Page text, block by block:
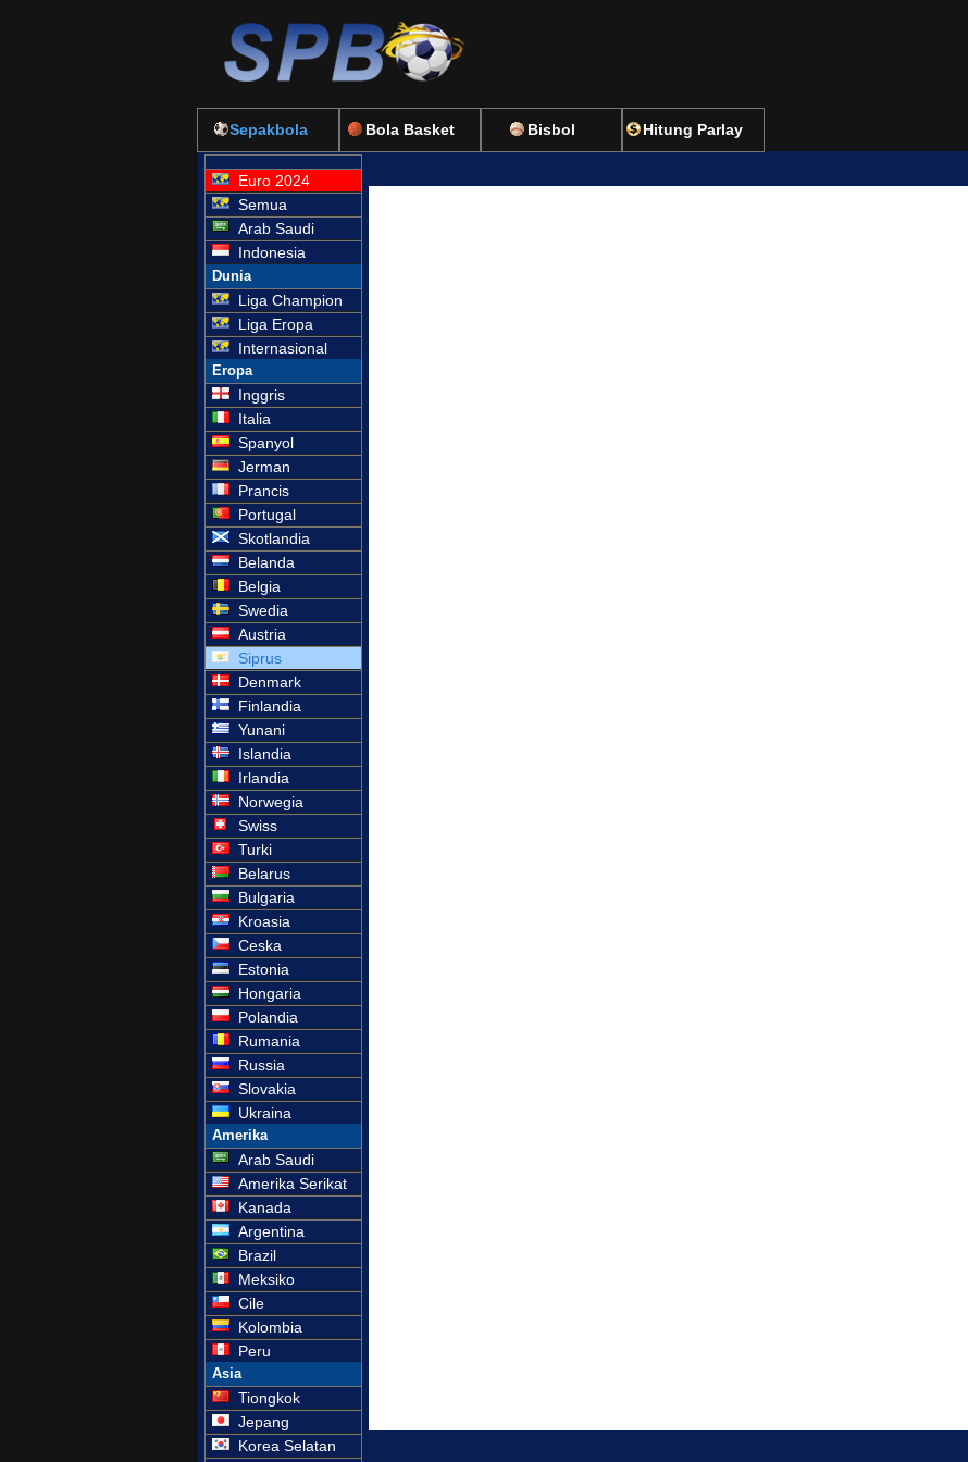
Sepakbola Bola Basket Bisbol Hitung Parlay
Euro 2024
Semua
Arab Saudi
Indonesia
Dunia
Liga Champion
Liga Eropa
Internasional
Eropa
Inggris
Italia
Spanyol
Jerman
Prancis
Portugal
Skotlandia
Belanda
Belgia
Swedia
Austria
Siprus
Denmark
Finlandia
Yunani
Islandia
Irlandia
Norwegia
Swiss
Turki
Belarus
Bulgaria
Kroasia
Ceska
Estonia
Hongaria
Polandia
Rumania
Russia
Slovakia
Ukraina
Amerika
Arab Saudi
Amerika Serikat
Kanada
Argentina
Brazil
Meksiko
Cile
Kolombia
Peru
Asia
Tiongkok
Jepang
Korea Selatan